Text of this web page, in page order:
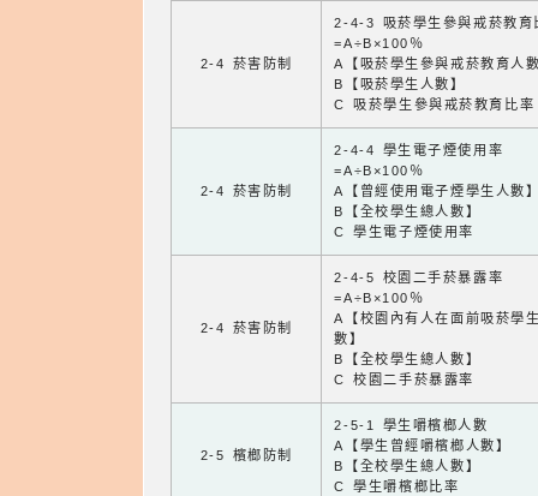
2-4 菸害防制
2-4-3 吸菸學生參與戒菸教育
=A÷B×100％
A【吸菸學生參與戒菸教育人
B【吸菸學生人數】
C 吸菸學生參與戒菸教育比率
2-4 菸害防制
2-4-4 學生電子煙使用率
=A÷B×100％
A【曾經使用電子煙學生人數
B【全校學生總人數】
C 學生電子煙使用率
2-4 菸害防制
2-4-5 校園二手菸暴露率
=A÷B×100％
A【校園內有人在面前吸菸學
數】
B【全校學生總人數】
C 校園二手菸暴露率
2-5 檳榔防制
2-5-1 學生嚼檳榔人數
A【學生曾經嚼檳榔人數】
B【全校學生總人數】
C 學生嚼檳榔比率